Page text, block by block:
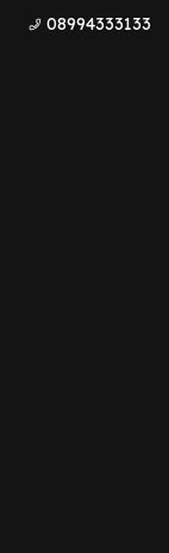
08994333133